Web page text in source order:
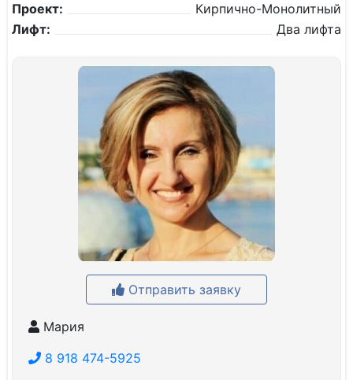
Проект:
Кирпично-Монолитный
Лифт:
Два лифта
Отправить заявку
Мария
8 918 474-5925